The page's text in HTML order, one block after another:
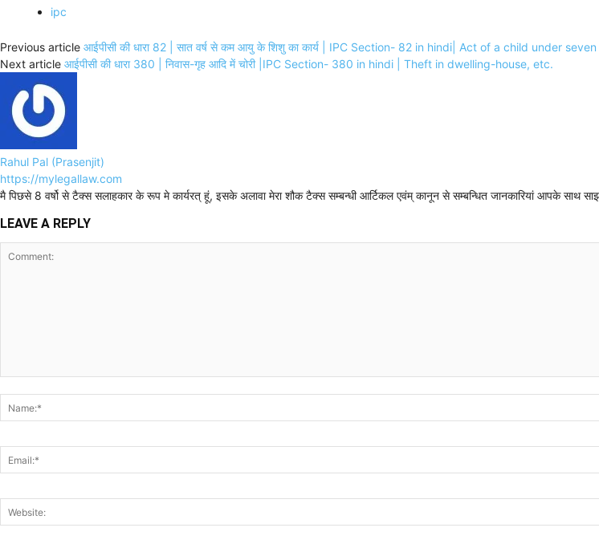
ipc
Previous article आईपीसी की धारा 82 | सात वर्ष से कम आयु के शिशु का कार्य | IPC Section- 82 in hindi| Act of a child under
Next article आईपीसी की धारा 380 | निवास-गृह आदि में चोरी |IPC Section- 380 in hindi | Theft in dwelling-house, etc.
Rahul Pal (Prasenjit)
https://mylegallaw.com
मै पिछसे 8 वर्षो से टैक्स सलाहकार के रूप मे कार्यरत् हूं, इसके अलावा मेरा शौक टैक्स सम्बन्धी आर्टिकल एवंम् कानून से सम्बन्धित जानकारियां आपके साथ
LEAVE A REPLY